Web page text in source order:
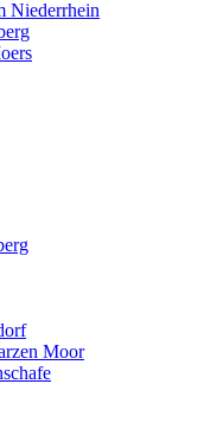
Niederrhein
Moor